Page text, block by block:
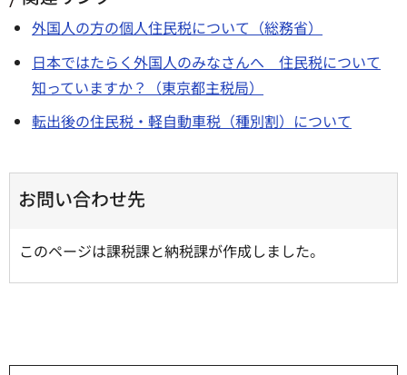
外国人の方の個人住民税について（総務省）
日本ではたらく外国人のみなさんへ 住民税について
知っていますか？（東京都主税局）
転出後の住民税・軽自動車税（種別割）について
お問い合わせ先
このページは課税課と納税課が作成しました。